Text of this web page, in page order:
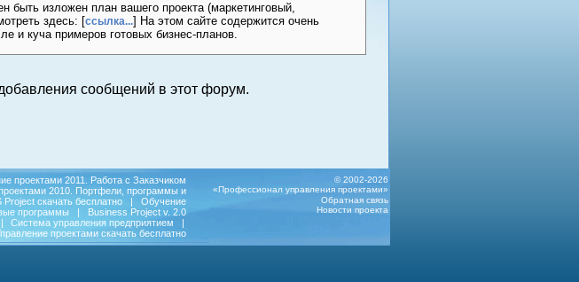
быть изложен план вашего проекта (маркетинговый,
здесь: [ссылка...] На этом сайте содержится очень
и куча примеров готовых бизнес-планов.
сообщений в этот форум.
проектами 2011. Работа с Заказчиком
2010. Портфели, программы и
Project скачать бесплатно |
Обучение
программы |
Business Project v. 2.0
| Система управления предприятием
|
проектами скачать бесплатно
© 2002-2026
«Профессионал управления проектами»
Обратная связь
Новости проекта